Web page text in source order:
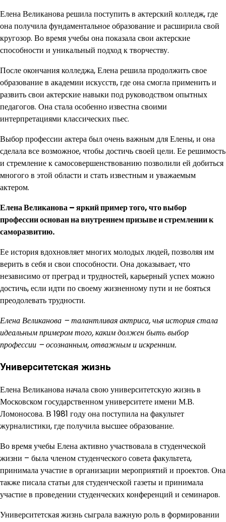
Елена Великанова решила поступить в актерский колледж, где
она получила фундаментальное образование и расширила свой
кругозор. Во время учебы она показала свои актерские
способности и уникальный подход к творчеству.
После окончания колледжа, Елена решила продолжить свое
образование в академии искусств, где она смогла применить и
развить свои актерские навыки под руководством опытных
педагогов. Она стала особенно известна своими
интерпретациями классических пьес.
Выбор профессии актера был очень важным для Елены, и она
сделала все возможное, чтобы достичь своей цели. Ее решимость
и стремление к самосовершенствованию позволили ей добиться
многого в этой области и стать известным и уважаемым
актером.
Елена Великанова – яркий пример того, что выбор
профессии основан на внутреннем призыве и стремлении к
саморазвитию.
Ее история вдохновляет многих молодых людей, позволяя им
верить в себя и свои способности. Она доказывает, что
независимо от преград и трудностей, карьерный успех можно
достичь, если идти по своему жизненному пути и не бояться
преодолевать трудности.
Елена Великанова – талантливая актриса, чья история стала
идеальным примером того, каким должен быть выбор
профессии – осознанным, отважным и искренним.
Университетская жизнь
Елена Великанова начала свою университетскую жизнь в
Московском государственном университете имени М.В.
Ломоносова. В 1981 году она поступила на факультет
журналистики, где получила высшее образование.
Во время учебы Елена активно участвовала в студенческой
жизни – была членом студенческого совета факультета,
принимала участие в организации мероприятий и проектов. Она
также писала статьи для студенческой газеты и принимала
участие в проведении студенческих конференций и семинаров.
Университетская жизнь сыграла важную роль в формировании